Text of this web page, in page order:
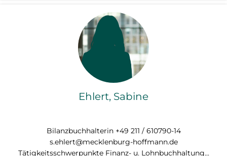
Ehlert, Sabine
Bilanzbuchhalterin +49 211 / 610790-14
s.ehlert@mecklenburg-hoffmann.de
Tätigkeitsschwerpunkte Finanz- u. Lohnbuchhaltung...